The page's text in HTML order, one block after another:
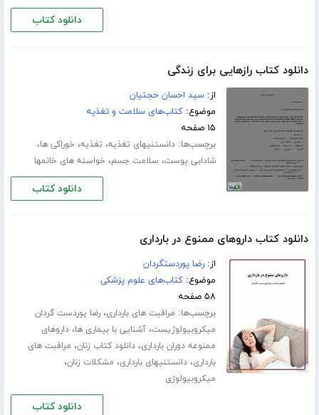
دانلود کتاب
دانلود کتاب رازهایی برای زندگی
از:سید احسان حجتیان
موضوع:کتاب‌های سلامت و تغذیه
۱۵ صفحه
برچسب‌ها:دانستنیهای تغذیه، تغذیه، خوراکی ها،
شادابی پوست، سلامت جسم، خواسته های خانمها
دانلود کتاب
دانلود کتاب داروهای ممنوع در بارداری
از:رضا پوردستگردان
موضوع:کتاب‌های علوم پزشکی
۵۸ صفحه
برچسب‌ها: مراقبت های بارداری،رضا پوردست گردان
میکروبیولوژیست،آشنایی با بیماری ها،داروهای
ممنوعه دوران بارداری،دانلود کتاب زنان، مراقبت های
بارداری،دانستنیهای بارداری، مشکلات زنان،
میکروبیولوژی
دانلود کتاب